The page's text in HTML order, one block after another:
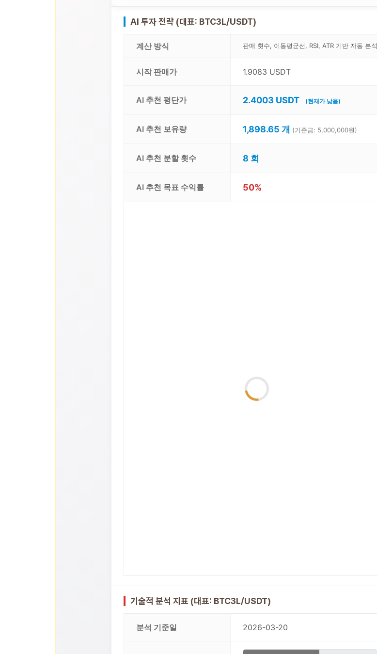
AI 투자 전략 (대표: BTC3L/USDT)
계산 방식 판매 횟수, 이동평균선, RSI, ATR 기반 자동 분석
시작 판매가 1.9083 USDT
AI 추천 평단가 2.4003 USDT (현재가 낮음)
AI 추천 보유량 1,898.65 개 (기준금: 5,000,000원)
AI 추천 분할 횟수 8 회
AI 추천 목표 수익률 50%
기술적 분석 지표 (대표: BTC3L/USDT)
분석 기준일 2026-03-20